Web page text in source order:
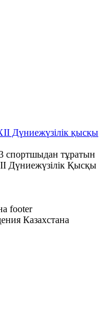
Дүниежүзілік қысқы
спортшыдан тұратын
Дүниежүзілік Қысқы
Казахстана